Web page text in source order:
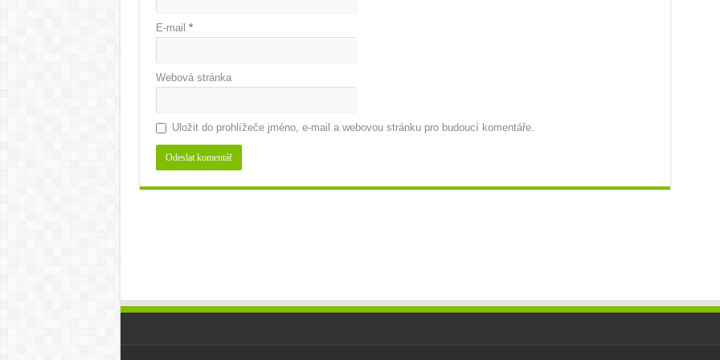
E-mail *
Webová stránka
Uložit do prohlížeče jméno, e-mail a webovou stránku pro budoucí komentáře.